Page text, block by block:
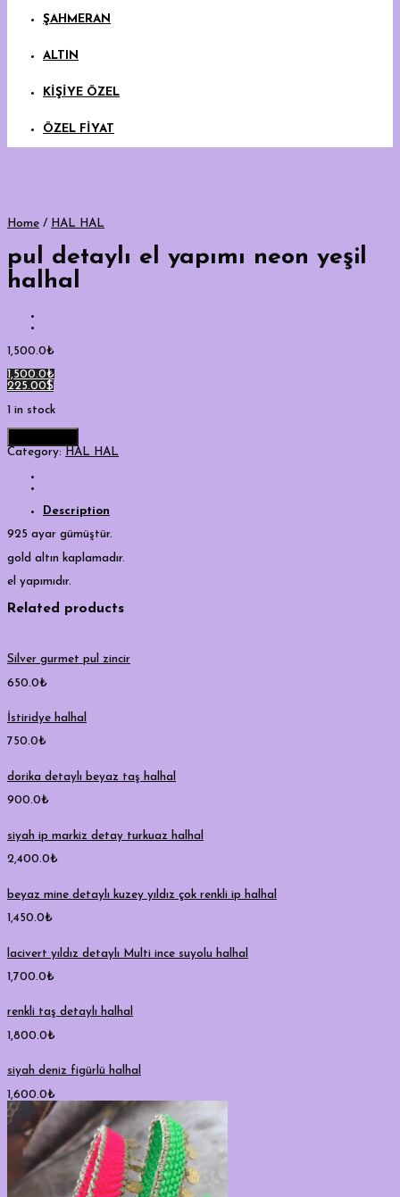
ŞAHMERAN
ALTIN
KİŞİYE ÖZEL
ÖZEL FİYAT
Home / HAL HAL
pul detaylı el yapımı neon yeşil
halhal
1,500.0₺
1,500.0₺
225.00$
1 in stock
Category: HAL HAL
Description
925 ayar gümüştür.
gold altın kaplamadır.
el yapımıdır.
Related products
Silver gurmet pul zincir
650.0₺
İstiridye halhal
750.0₺
dorika detaylı beyaz taş halhal
900.0₺
siyah ip markiz detay turkuaz halhal
2,400.0₺
beyaz mine detaylı kuzey yıldız çok renkli ip halhal
1,450.0₺
lacivert yıldız detaylı Multi ince suyolu halhal
1,700.0₺
renkli taş detaylı halhal
1,800.0₺
siyah deniz figürlü halhal
1,600.0₺